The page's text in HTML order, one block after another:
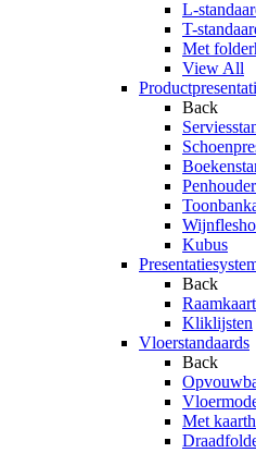
L-
T-
Met
View All
Back
Kubus
Back
Kliklijsten
Vloerstandaards
Back
Met